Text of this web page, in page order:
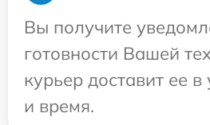
Вы получите
готовности Вашей
курьер доставит ее
и время.